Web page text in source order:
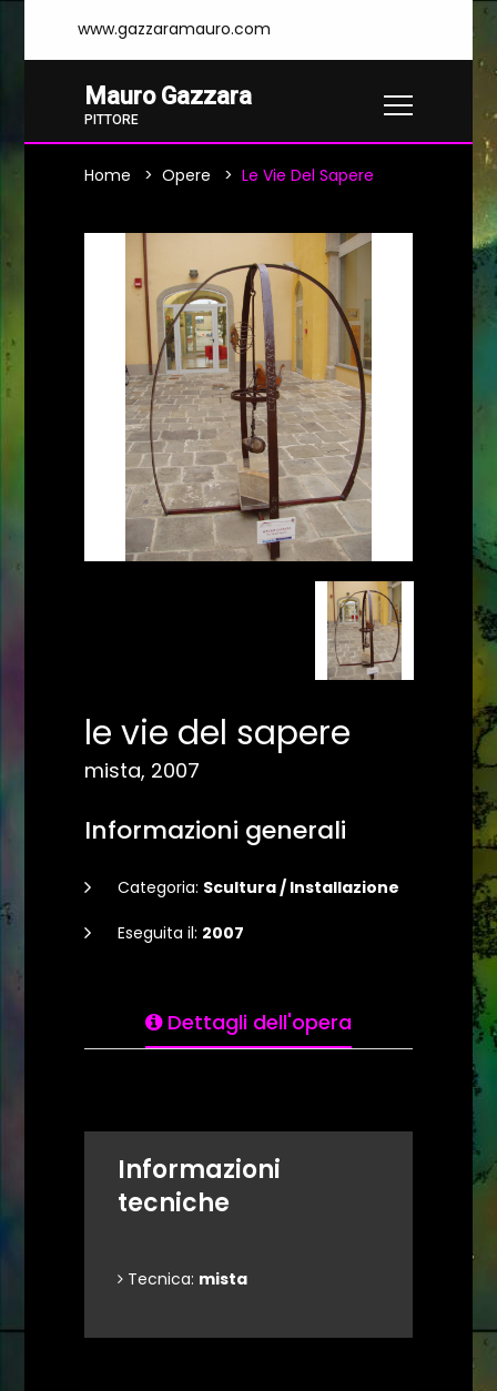
www.gazzaramauro.com
Mauro Gazzara
PITTORE
Home Opere Le Vie Del Sapere
le vie del sapere
mista, 2007
Informazioni generali
Categoria: Scultura / Installazione
Eseguita il: 2007
Dettagli dell'opera
Informazioni
tecniche
Tecnica: mista